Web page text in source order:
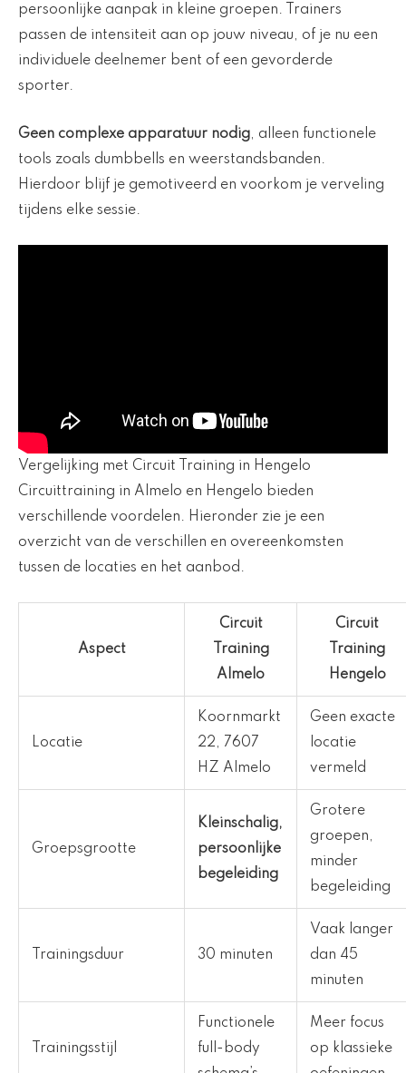
persoonlijke aanpak in kleine groepen. Trainers
passen de intensiteit aan op jouw niveau, of je nu een
individuele deelnemer bent of een gevorderde
sporter.
Geen complexe apparatuur nodig, alleen functionele
tools zoals dumbbells en weerstandsbanden.
Hierdoor blijf je gemotiveerd en voorkom je verveling
tijdens elke sessie.
Vergelijking met Circuit Training in Hengelo
Circuittraining in Almelo en Hengelo bieden
verschillende voordelen. Hieronder zie je een
overzicht van de verschillen en overeenkomsten
tussen de locaties en het aanbod.
Aspect
Circuit
Training
Almelo
Circuit
Training
Hengelo
Locatie
Koornmarkt
22, 7607
HZ Almelo
Geen exacte
locatie
vermeld
Groepsgrootte
Kleinschalig,
persoonlijke
begeleiding
Grotere
groepen,
minder
begeleiding
Trainingsduur 30 minuten
Vaak langer
dan 45
minuten
Trainingsstijl
Functionele
full-body
Meer focus
op klassieke